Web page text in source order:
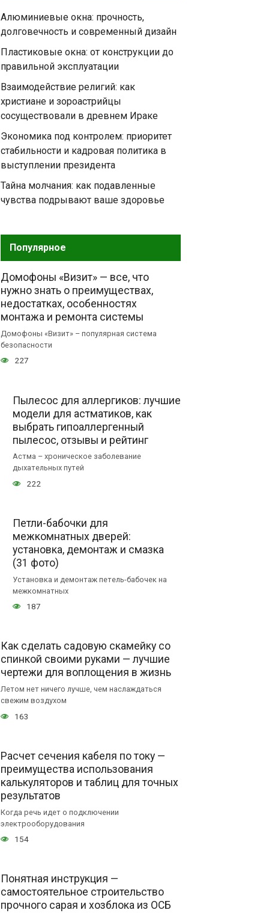
Алюминиевые окна: прочность,
долговечность и современный дизайн
Пластиковые окна: от конструкции до
правильной эксплуатации
Взаимодействие религий: как
христиане и зороастрийцы
сосуществовали в древнем Ираке
Экономика под контролем: приоритет
стабильности и кадровая политика в
выступлении президента
Тайна молчания: как подавленные
чувства подрывают ваше здоровье
Популярное
Домофоны «Визит» — все, что
нужно знать о преимуществах,
недостатках, особенностях
монтажа и ремонта системы
Домофоны «Визит» – популярная система
безопасности
227
Пылесос для аллергиков: лучшие
модели для астматиков, как
выбрать гипоаллергенный
пылесос, отзывы и рейтинг
Астма – хроническое заболевание
дыхательных путей
222
Петли-бабочки для
межкомнатных дверей:
установка, демонтаж и смазка
(31 фото)
Установка и демонтаж петель-бабочек на
межкомнатных
187
Как сделать садовую скамейку со
спинкой своими руками — лучшие
чертежи для воплощения в жизнь
Летом нет ничего лучше, чем наслаждаться
свежим воздухом
163
Расчет сечения кабеля по току —
преимущества использования
калькуляторов и таблиц для точных
результатов
Когда речь идет о подключении
электрооборудования
154
Понятная инструкция —
самостоятельное строительство
прочного сарая и хозблока из ОСБ